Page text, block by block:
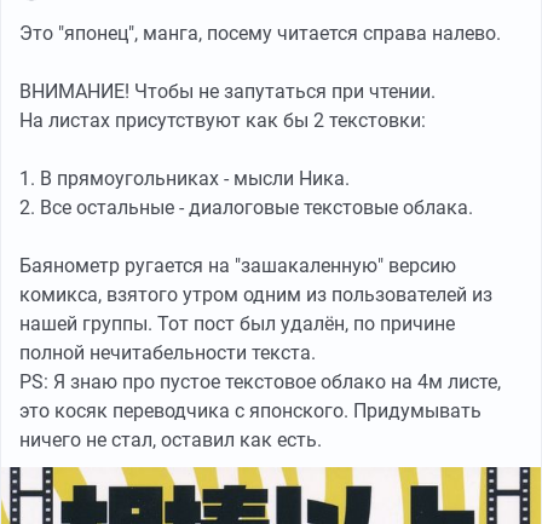
Это "японец", манга, посему читается справа налево.
ВНИМАНИЕ! Чтобы не запутаться при чтении.
На листах присутствуют как бы 2 текстовки:
1. В прямоугольниках - мысли Ника.
2. Все остальные - диалоговые текстовые облака.
Баянометр ругается на "зашакаленную" версию
комикса, взятого утром одним из пользователей из
нашей группы. Тот пост был удалён, по причине
полной нечитабельности текста.
PS: Я знаю про пустое текстовое облако на 4м листе,
это косяк переводчика с японского. Придумывать
ничего не стал, оставил как есть.